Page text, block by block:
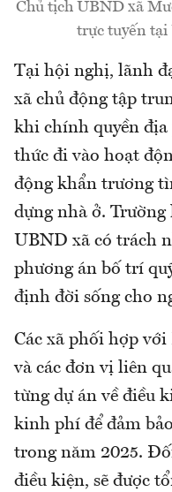
Chủ tịch UBND xã
trực tuyến
Tại hội nghị, lãnh
xã chủ động tập
khi chính quyền
thức đi vào hoạt
động khẩn trương
dựng nhà ở.
UBND xã có trách
phương án bố trí
định đời sống cho
Các xã phối hợp
và các đơn vị liên
từng dự án về điều
kinh phí để đảm
trong năm 2025.
điều kiện, sẽ được